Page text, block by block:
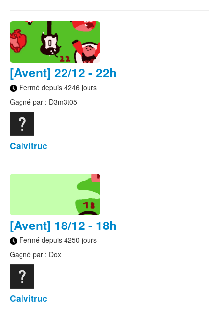
[Avent] 22/12 - 22h
Fermé depuis 4246 jours
Gagné par : D3m3t05
Calvitruc
[Avent] 18/12 - 18h
Fermé depuis 4250 jours
Gagné par : Dox
Calvitruc